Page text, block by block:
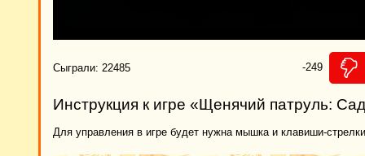
Сыграли: 22485 -249
Инструкция к игре «Щенячий патруль:
Для управления в игре будет нужна мышка и клавиши-